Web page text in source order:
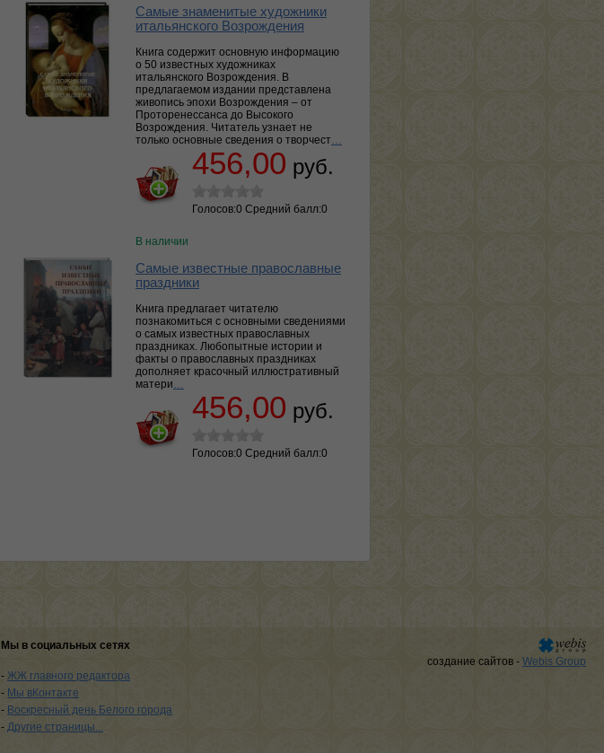
Самые знаменитые художники
итальянского Возрождения
Книга содержит основную информацию
о 50 известных художниках
итальянского Возрождения. В
предлагаемом издании представлена
живопись эпохи Возрождения – от
Проторенессанса до Высокого
Возрождения. Читатель узнает не
только основные сведения о творчест…
456,00 руб.
Голосов:0 Средний балл:0
В наличии
Самые известные православные
праздники
Книга предлагает читателю
познакомиться с основными сведениями
о самых известных православных
праздниках. Любопытные истории и
факты о православных праздниках
дополняет красочный иллюстративный
матери…
456,00 руб.
Голосов:0 Средний балл:0
Мы в социальных сетях
- ЖЖ главного редактора
- Мы вКонтакте
- Воскресный день Белого города
- Другие страницы...
создание сайтов - Webis Group